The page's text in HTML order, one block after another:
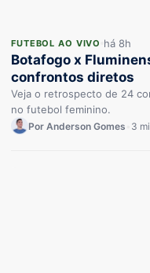
FUTEBOL AO VIVO há 8h
Botafogo x
confrontos diretos
Veja o retrospecto de 24
no futebol feminino.
Por Anderson Gomes 3